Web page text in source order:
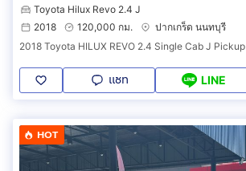
Toyota Hilux Revo 2.4 J
2018
120,000 กม.
ปากเกร็ด นนทบุรี
2018 Toyota HILUX REVO 2.4 Single Cab J Pickup
แชท LINE
HOT